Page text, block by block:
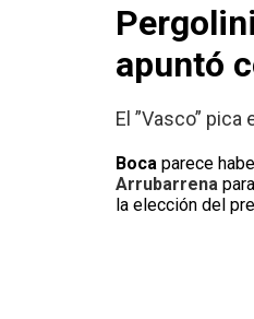
apuntó
El ”Vasco”
Boca parece
Arrubarrena
la elección del